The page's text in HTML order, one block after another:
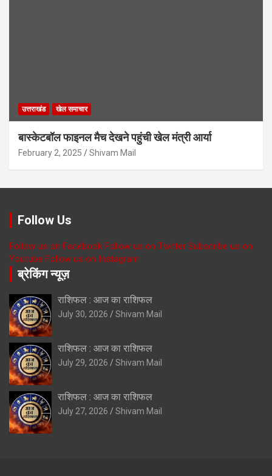
उत्तराखंड खेल समाचार
बास्केटबॉल फाइनल मैच देखने पहुंची खेल मंत्री आर्या
February 2, 2025 Shivam Mail
Follow Us
Follow us on Facebook Follow us on Twitter Subscribe us on
Youtube Follow us on Instagram
ब्रेकिंग न्यूज़
राशिफल : आज का राशिफल
July 30, 2026 Shivam Mail
राशिफल : आज का राशिफल
July 29, 2026 Shivam Mail
राशिफल : आज का राशिफल
July 27, 2026 Shivam Mail